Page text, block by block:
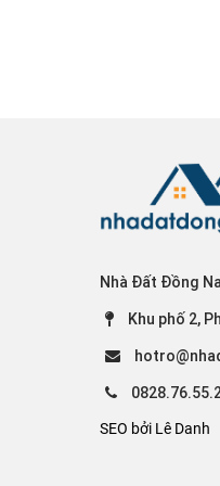
Nhà Đất Đồng
Khu phố 2,
SEO bởi Lê Danh